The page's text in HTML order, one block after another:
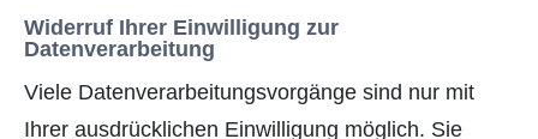
Widerruf Ihrer Einwilligung zur
Datenverarbeitung
Viele Datenverarbeitungsvorgänge sind nur mit
Ihrer ausdrücklichen Einwilligung möglich. Sie